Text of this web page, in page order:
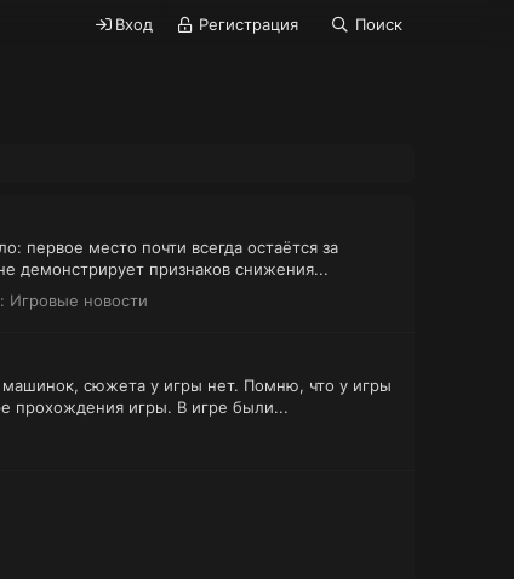
Вход Регистрация Поиск
первое место почти всегда остаётся за
демонстрирует признаков снижения...
Игровые новости
машинок, сюжета у игры нет. Помню, что у игры
прохождения игры. В игре были...